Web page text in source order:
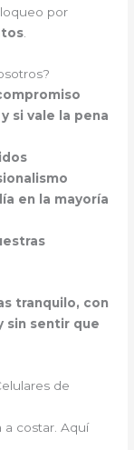
por
si vale la pena
en la mayoría
tranquilo, con
sin sentir que
de
a costar. Aquí